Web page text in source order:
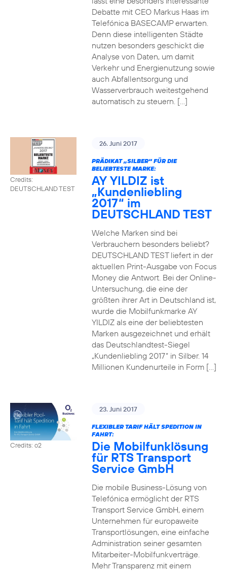
Debatte mit CEO Markus Haas im
Telefónica BASECAMP erwarten.
Denn diese intelligenten Städte
nutzen besonders geschickt die
Analyse von Daten, um damit
Verkehr und Energienutzung sowie
auch Abfallentsorgung und
Wasserverbrauch weitestgehend
automatisch zu steuern. […]
Credits:
DEUTSCHLAND TEST
26. Juni 2017
PRÄDIKAT „SILBER“ FÜR DIE
BELIEBTESTE MARKE:
AY YILDIZ ist
„Kundenliebling
2017“ im
DEUTSCHLAND TEST
Welche Marken sind bei
Verbrauchern besonders beliebt?
DEUTSCHLAND TEST liefert in der
aktuellen Print-Ausgabe von Focus
Money die Antwort. Bei der Online-
Untersuchung, die eine der
größten ihrer Art in Deutschland ist,
wurde die Mobilfunkmarke AY
YILDIZ als eine der beliebtesten
Marken ausgezeichnet und erhält
das Deutschlandtest-Siegel
„Kundenliebling 2017“ in Silber. 14
Millionen Kundenurteile in Form […]
Credits: o2
23. Juni 2017
FLEXIBLER TARIF HÄLT SPEDITION IN
FAHRT:
Die Mobilfunklösung
für RTS Transport
Service GmbH
Die mobile Business-Lösung von
Telefónica ermöglicht der RTS
Transport Service GmbH, einem
Unternehmen für europaweite
Transportlösungen, eine einfache
Administration seiner gesamten
Mitarbeiter-Mobilfunkverträge.
Mehr Transparenz mit einem